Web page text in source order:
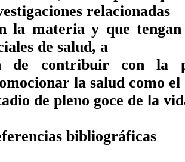
relacionadas
la materia y que
de salud, a
de contribuir con la
la salud como el
de pleno goce de la
bibliográficas